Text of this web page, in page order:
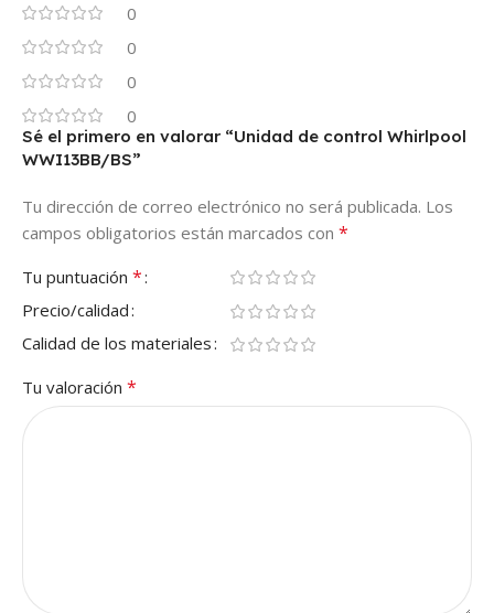
0
0
0
0
Sé el primero en valorar “Unidad de control Whirlpool
WWI13BB/BS”
Tu dirección de correo electrónico no será publicada. Los
campos obligatorios están marcados con *
Tu puntuación *
Precio/calidad
Calidad de los materiales
Tu valoración *